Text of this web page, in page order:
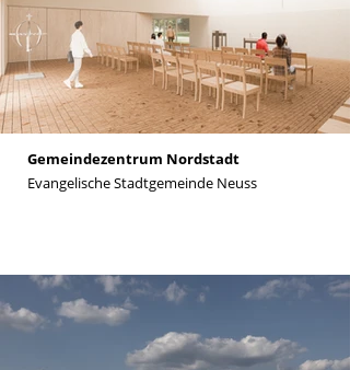
Gemeindezentrum Nordstadt
Evangelische Stadtgemeinde Neuss